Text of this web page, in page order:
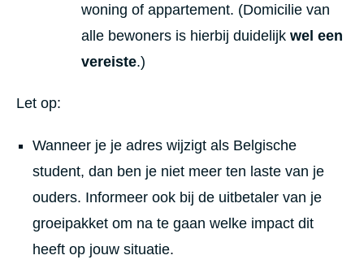
woning of appartement. (Domicilie van
alle bewoners is hierbij duidelijk wel een
vereiste.)
Let op:
Wanneer je je adres wijzigt als Belgische
student, dan ben je niet meer ten laste van je
ouders. Informeer ook bij de uitbetaler van je
groeipakket om na te gaan welke impact dit
heeft op jouw situatie.